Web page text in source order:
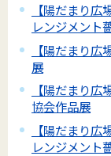
【陽だまり
レンジメント
【陽だまり
展
【陽だまり
協会作品展
【陽だまり
レンジメント